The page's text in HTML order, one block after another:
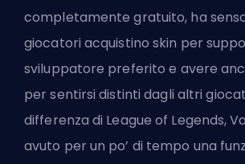
completamente gratuito, ha
giocatori acquistinoskin per
sviluppatore preferito e avere
per sentirsi distinti dagli altri
differenza di League of Legends,
avuto per un po’ di tempo una